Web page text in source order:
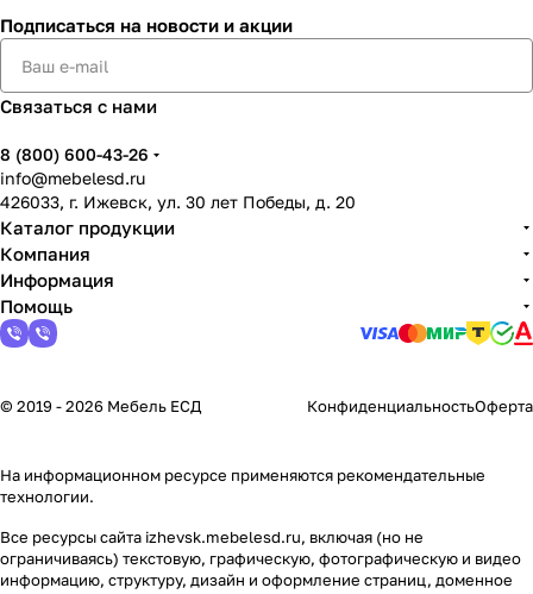
Подписаться на новости и акции
Связаться с нами
8 (800) 600-43-26
info@mebelesd.ru
426033, г. Ижевск, ул. 30 лет Победы, д. 20
Каталог продукции
Компания
Информация
Помощь
© 2019 - 2026 Мебель ЕСД КонфиденциальностьОферта
На информационном ресурсе применяются рекомендательные
технологии.
Все ресурсы сайта izhevsk.mebelesd.ru, включая (но не
ограничиваясь) текстовую, графическую, фотографическую и видео
информацию, структуру, дизайн и оформление страниц, доменное